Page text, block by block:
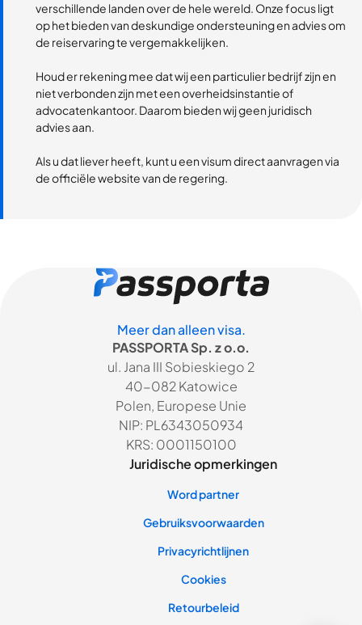
verschillende landen over de hele wereld. Onze focus ligt
op het bieden van deskundige ondersteuning en advies om
de reiservaring te vergemakkelijken.
Houd er rekening mee dat wij een particulier bedrijf zijn en
niet verbonden zijn met een overheidsinstantie of
advocatenkantoor. Daarom bieden wij geen juridisch
advies aan.
Als u dat liever heeft, kunt u een visum direct aanvragen via
de officiële website van de regering.
Meer dan alleen visa.
PASSPORTA Sp. z o.o.
ul. Jana III Sobieskiego 2
40-082 Katowice
Polen, Europese Unie
NIP: PL6343050934
KRS: 0001150100
Juridische opmerkingen
Word partner
Gebruiksvoorwaarden
Privacyrichtlijnen
Cookies
Retourbeleid